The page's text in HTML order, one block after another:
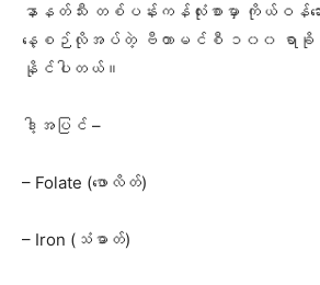
နာနတ်သီး တစ်ပန်းကန်လုံးစာမှာ ကိုယ်ဝ
နေ့စဉ်လိုအပ်တဲ့ ဗီတာမင်စီ ၁၀၀ ရာခိုင်နှု
နိုင်ပါတယ်။
ဒါ့အပြင် –
– Folate (ဖောလိတ်)
– Iron (သံဓာတ်)